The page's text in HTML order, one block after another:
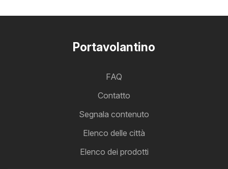
Portavolantino
FAQ
Contatto
Segnala contenuto
Elenco delle città
Elenco dei prodotti